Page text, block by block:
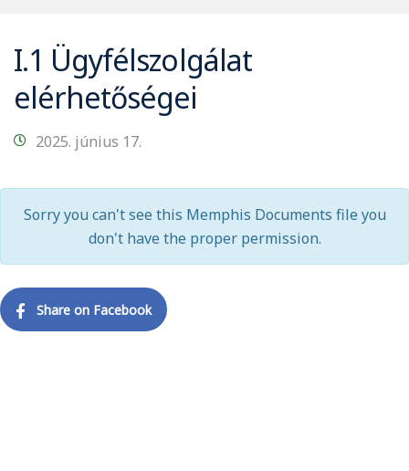
I.1 Ügyfélszolgálat
elérhetőségei
2025. június 17.
Sorry you can't see this Memphis Documents file you
don't have the proper permission.
Share on Facebook